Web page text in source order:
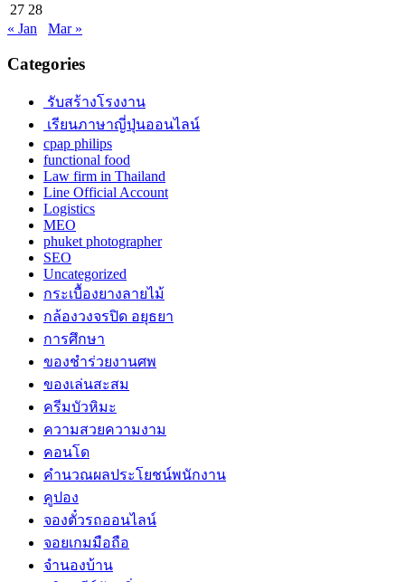
27 28
« Jan
Mar »
Categories
รับสร้างโรงงาน
เรียนภาษาญี่ปุ่นออนไลน์
cpap philips
functional food
Law firm in Thailand
Line Official Account
Logistics
MEO
phuket photographer
SEO
Uncategorized
กระเบื้องยางลายไม้
กล้องวงจรปิด อยุธยา
การศึกษา
ของชำร่วยงานศพ
ของเล่นสะสม
ครีมบัวหิมะ
ความสวยความงาม
คอนโด
คำนวณผลประโยชน์พนักงาน
คูปอง
จองตั๋วรถออนไลน์
จอยเกมมือถือ
จำนองบ้าน